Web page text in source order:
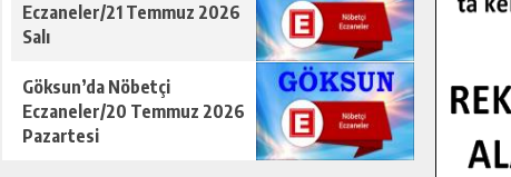
Eczaneler/21 Temmuz 2026
Salı
Göksun’da Nöbetçi
Eczaneler/20 Temmuz 2026
Pazartesi